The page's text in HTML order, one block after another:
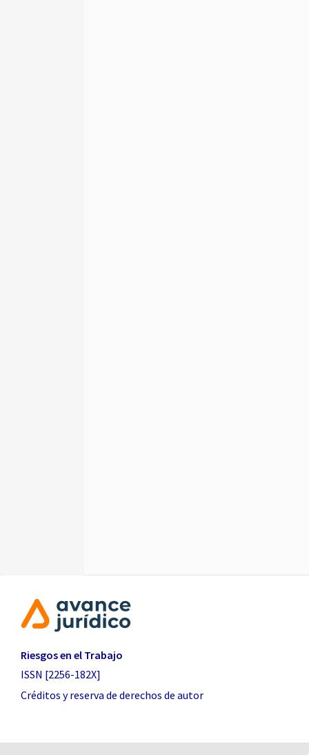
Riesgos en el Trabajo
ISSN [2256-182X]
Créditos y reserva de derechos de autor